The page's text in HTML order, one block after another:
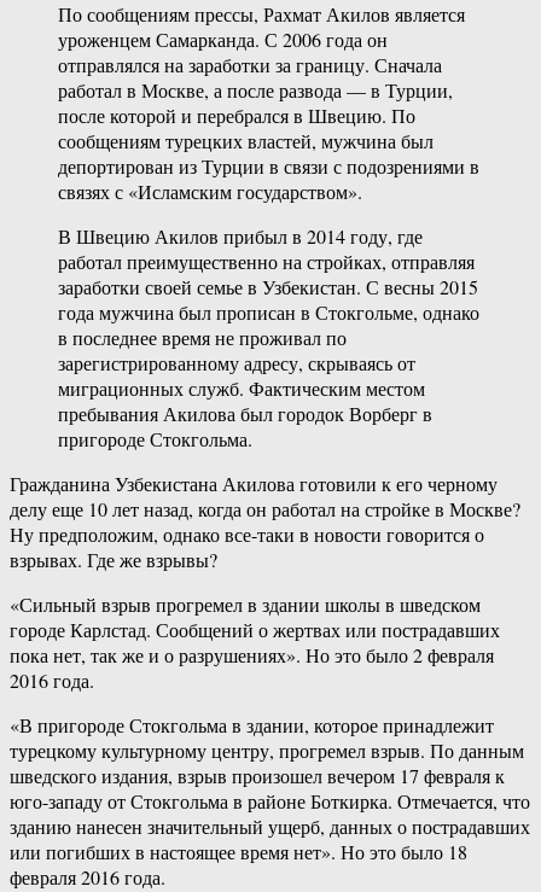
По сообщениям прессы, Рахмат Акилов является
уроженцем Самарканда. С 2006 года он
отправлялся на заработки за границу. Сначала
работал в Москве, а после развода — в Турции,
после которой и перебрался в Швецию. По
сообщениям турецких властей, мужчина был
депортирован из Турции в связи с подозрениями в
связях с «Исламским государством».
В Швецию Акилов прибыл в 2014 году, где
работал преимущественно на стройках, отправляя
заработки своей семье в Узбекистан. С весны 2015
года мужчина был прописан в Стокгольме, однако
в последнее время не проживал по
зарегистрированному адресу, скрываясь от
миграционных служб. Фактическим местом
пребывания Акилова был городок Ворберг в
пригороде Стокгольма.
Гражданина Узбекистана Акилова готовили к его черному
делу еще 10 лет назад, когда он работал на стройке в Москве?
Ну предположим, однако все-таки в новости говорится о
взрывах. Где же взрывы?
«Сильный взрыв прогремел в здании школы в шведском
городе Карлстад. Сообщений о жертвах или пострадавших
пока нет, так же и о разрушениях». Но это было 2 февраля
2016 года.
«В пригороде Стокгольма в здании, которое принадлежит
турецкому культурному центру, прогремел взрыв. По данным
шведского издания, взрыв произошел вечером 17 февраля к
юго-западу от Стокгольма в районе Боткирка. Отмечается, что
зданию нанесен значительный ущерб, данных о пострадавших
или погибших в настоящее время нет». Но это было 18
февраля 2016 года.